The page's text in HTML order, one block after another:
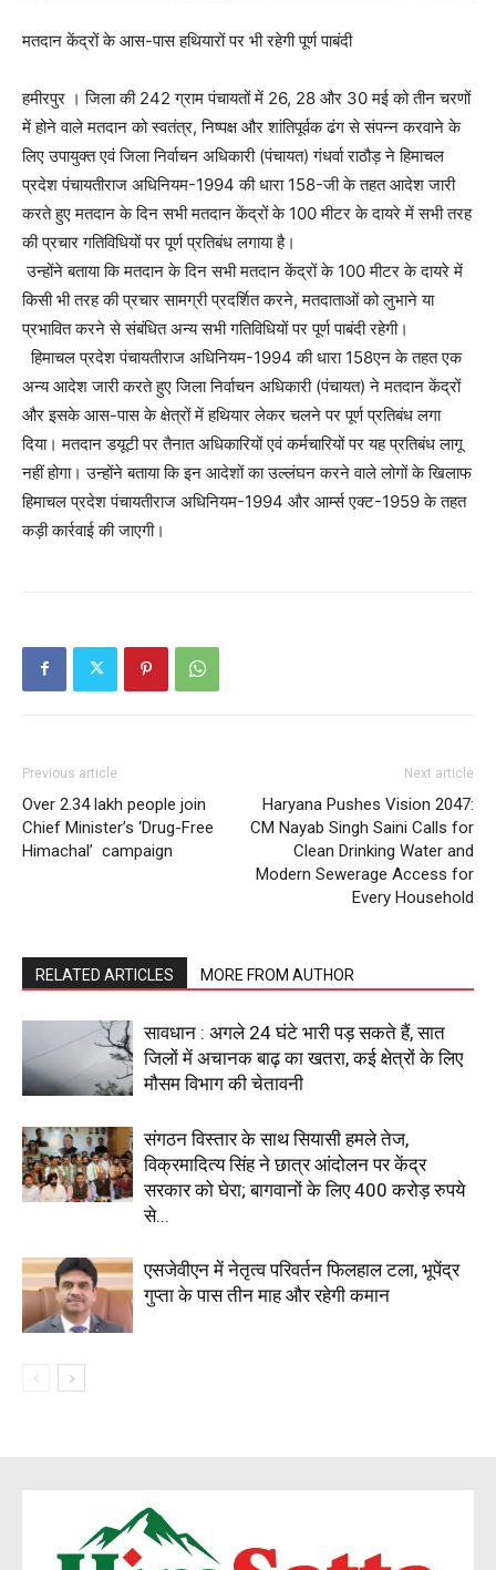
SUBSCRIBE NOW
Company
Contact us
Subscription Plans
My account
मतदान केंद्रों के आस-पास हथियारों पर भी रहेगी पूर्ण पाबंदी
हमीरपुर । जिला की 242 ग्राम पंचायतों में 26, 28 और 30 मई को तीन चरणों
में होने वाले मतदान को स्वतंत्र, निष्पक्ष और शांतिपूर्वक ढंग से संपन्न करवाने के
लिए उपायुक्त एवं जिला निर्वाचन अधिकारी (पंचायत) गंधर्वा राठौड़ ने हिमाचल
प्रदेश पंचायतीराज अधिनियम-1994 की धारा 158-जी के तहत आदेश जारी
करते हुए मतदान के दिन सभी मतदान केंद्रों के 100 मीटर के दायरे में सभी तरह
की प्रचार गतिविधियों पर पूर्ण प्रतिबंध लगाया है।
उन्होंने बताया कि मतदान के दिन सभी मतदान केंद्रों के 100 मीटर के दायरे में
किसी भी तरह की प्रचार सामग्री प्रदर्शित करने, मतदाताओं को लुभाने या
प्रभावित करने से संबंधित अन्य सभी गतिविधियों पर पूर्ण पाबंदी रहेगी।
हिमाचल प्रदेश पंचायतीराज अधिनियम-1994 की धारा 158एन के तहत एक
अन्य आदेश जारी करते हुए जिला निर्वाचन अधिकारी (पंचायत) ने मतदान केंद्रों
और इसके आस-पास के क्षेत्रों में हथियार लेकर चलने पर पूर्ण प्रतिबंध लगा
दिया। मतदान डयूटी पर तैनात अधिकारियों एवं कर्मचारियों पर यह प्रतिबंध लागू
नहीं होगा। उन्होंने बताया कि इन आदेशों का उल्लंघन करने वाले लोगों के खिलाफ
हिमाचल प्रदेश पंचायतीराज अधिनियम-1994 और आर्म्स एक्ट-1959 के तहत
कड़ी कार्रवाई की जाएगी।
Previous article
Over 2.34 lakh people join
Chief Minister’s ‘Drug-Free
Himachal’ campaign
Next article
Haryana Pushes Vision 2047:
CM Nayab Singh Saini Calls for
Clean Drinking Water and
Modern Sewerage Access for
Every Household
RELATED ARTICLES MORE FROM AUTHOR
सावधान : अगले 24 घंटे भारी पड़ सकते हैं, सात
जिलों में अचानक बाढ़ का खतरा, कई क्षेत्रों के लिए
मौसम विभाग की चेतावनी
संगठन विस्तार के साथ सियासी हमले तेज,
विक्रमादित्य सिंह ने छात्र आंदोलन पर केंद्र
सरकार को घेरा; बागवानों के लिए 400 करोड़ रुपये
से...
एसजेवीएन में नेतृत्व परिवर्तन फिलहाल टला, भूपेंद्र
गुप्ता के पास तीन माह और रहेगी कमान